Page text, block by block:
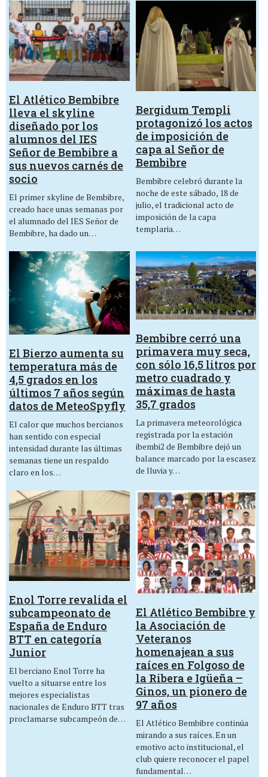
El Atlético Bembibre
lleva el skyline
diseñado por los
alumnos del IES
Señor de Bembibre a
sus nuevos carnés de
socio
El primer skyline de Bembibre,
creado hace unas semanas por
el alumnado del IES Señor de
Bembibre, ha dado un…
Bergidum Templi
protagonizó los actos
de imposición de
capa al Señor de
Bembibre
Bembibre celebró durante la
noche de este sábado, 18 de
julio, el tradicional acto de
imposición de la capa
templaria…
El Bierzo aumenta su
temperatura más de
4,5 grados en los
últimos 7 años según
datos de MeteoSpyfly
El calor que muchos bercianos
han sentido con especial
intensidad durante las últimas
semanas tiene un respaldo
claro en los…
Bembibre cerró una
primavera muy seca,
con sólo 16,5 litros por
metro cuadrado y
máximas de hasta
35,7 grados
La primavera meteorológica
registrada por la estación
ibembi2 de Bembibre dejó un
balance marcado por la escasez
de lluvia y…
Enol Torre revalida el
subcampeonato de
España de Enduro
BTT en categoría
Junior
El berciano Enol Torre ha
vuelto a situarse entre los
mejores especialistas
nacionales de Enduro BTT tras
proclamarse subcampeón de…
El Atlético Bembibre y
la Asociación de
Veteranos
homenajean a sus
raíces en Folgoso de
la Ribera e Igüeña –
Ginos, un pionero de
97 años
El Atlético Bembibre continúa
mirando a sus raíces. En un
emotivo acto institucional, el
club quiere reconocer el papel
fundamental…